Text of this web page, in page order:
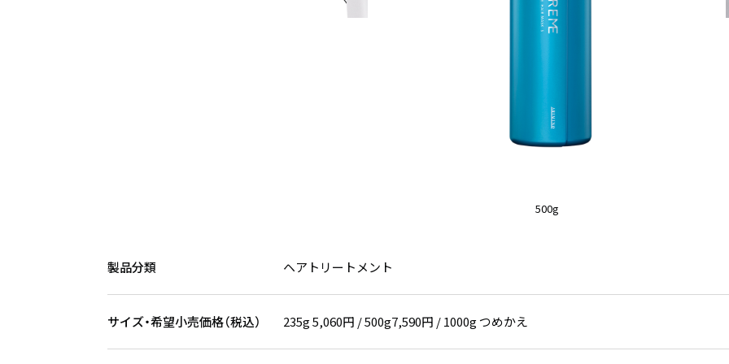
500g
製品分類 ヘアトリートメント
サイズ・希望小売価格（税込） 235g 5,060円 / 500g7,590円 / 1000g つめかえ